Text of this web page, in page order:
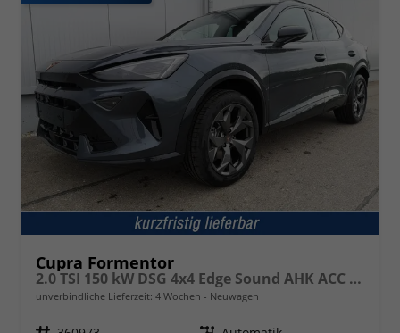
Cupra Formentor
2.0 TSI 150 kW DSG 4x4 Edge Sound AHK ACC LED
unverbindliche Lieferzeit: 4 Wochen Neuwagen